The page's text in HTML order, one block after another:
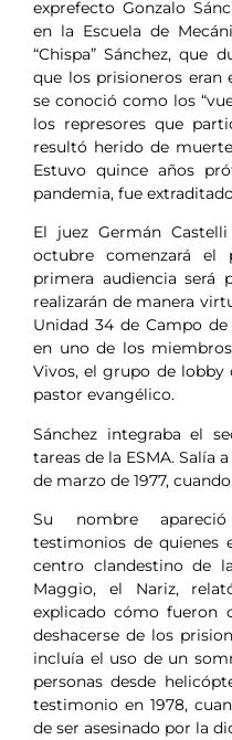
exprefecto Gonzalo
en la Escuela de
“Chispa” Sánchez, que
que los prisioneros eran
se conoció como los
los represores que
resultó herido de
Estuvo quince años
pandemia, fue
El juez Germán
octubre comenzará el
primera audiencia será
realizarán de manera
Unidad 34 de Campo
en uno de los
Vivos, el grupo de lobby
pastor evangélico.
Sánchez integraba el
tareas de la ESMA. Salía
de marzo de 1977,
Su nombre
testimonios de quienes
centro clandestino de
Maggio, el Nariz,
explicado cómo fueron
deshacerse de los
incluía el uso de un
personas desde
testimonio en 1978,
de ser asesinado por la